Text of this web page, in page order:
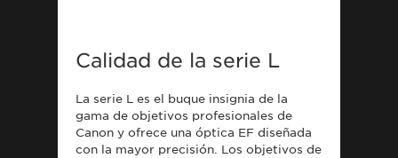
Calidad de la serie L
La serie L es el buque insignia de la
gama de objetivos profesionales de
Canon y ofrece una óptica EF diseñada
con la mayor precisión. Los objetivos de